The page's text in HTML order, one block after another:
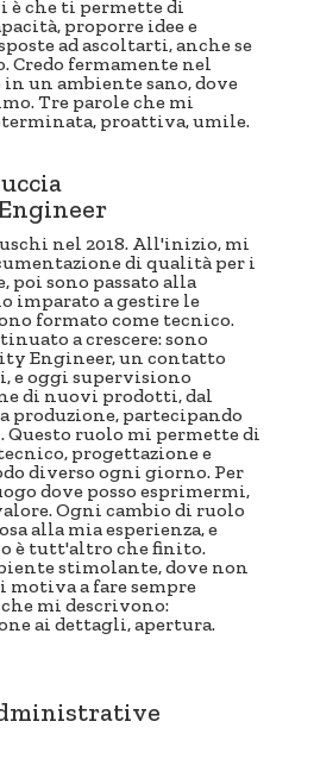
è che ti permette di
proporre idee e
ad ascoltarti, anche se
Credo fermamente nel
in un ambiente sano, dove
Tre parole che mi
proattiva, umile.
nel 2018. All'inizio, mi
di qualità per i
sono passato alla
imparato a gestire le
formato come tecnico.
a crescere: sono
Engineer, un contatto
e oggi supervisiono
di nuovi prodotti, dal
produzione, partecipando
Questo ruolo mi permette di
progettazione e
diverso ogni giorno. Per
dove posso esprimermi,
Ogni cambio di ruolo
alla mia esperienza, e
è tutt'altro che finito.
stimolante, dove non
motiva a fare sempre
mi descrivono:
ai dettagli, apertura.